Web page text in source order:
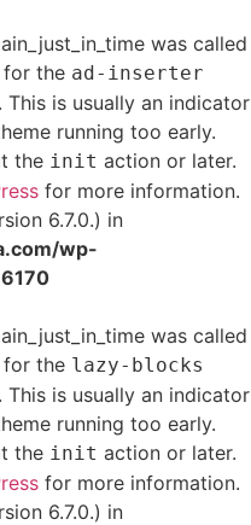
was called
for the ad-inserter
is usually an indicator
running too early.
the init action or later.
for more information.
6.7.0.) in
wp-
6170
was called
for the lazy-blocks
is usually an indicator
running too early.
the init action or later.
for more information.
6.7.0.) in